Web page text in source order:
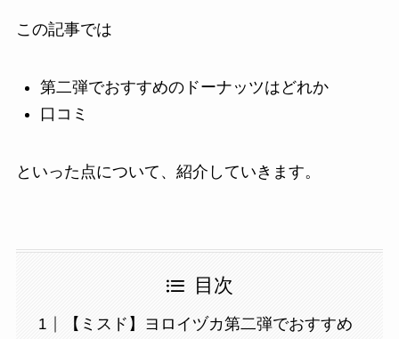
この記事では
第二弾でおすすめのドーナッツはどれか
口コミ
といった点について、紹介していきます。
目次
【ミスド】ヨロイヅカ第二弾でおすすめ